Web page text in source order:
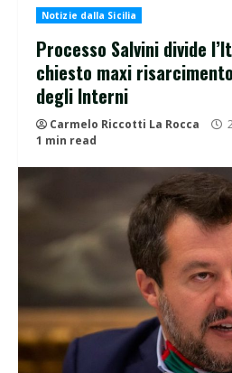
Notizie dalla Sicilia
Processo Salvini divide
chiesto maxi
degli Interni
Carmelo Riccotti La Rocca
1 min read